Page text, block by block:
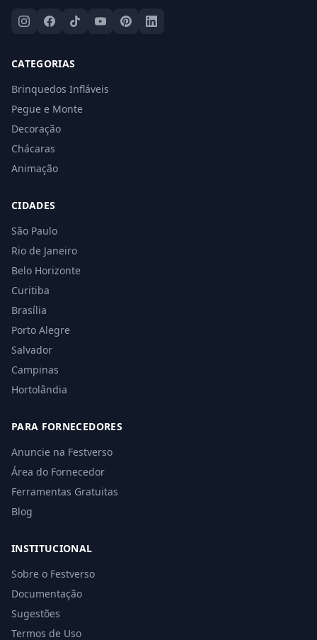
CATEGORIAS
Brinquedos Infláveis
Pegue e Monte
Decoração
Chácaras
Animação
CIDADES
São Paulo
Rio de Janeiro
Belo Horizonte
Curitiba
Brasília
Porto Alegre
Salvador
Campinas
Hortolândia
PARA FORNECEDORES
Anuncie na Festverso
Área do Fornecedor
Ferramentas Gratuitas
Blog
INSTITUCIONAL
Sobre o Festverso
Documentação
Sugestões
Termos de Uso